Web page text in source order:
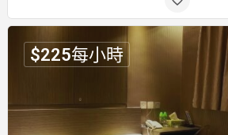
$225每小時